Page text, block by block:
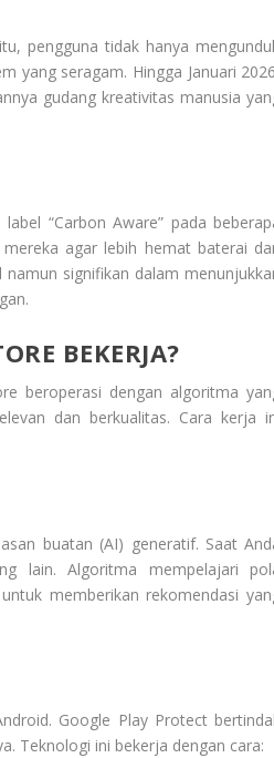
pengguna tidak hanya
yang seragam. Hingga Januari
gudang kreativitas manusia
“Carbon Aware” pada
agar lebih hemat baterai
signifikan dalam
BEKERJA?
beroperasi dengan algoritma
dan berkualitas. Cara kerja
buatan (AI) generatif. Saat
lain. Algoritma mempelajari
memberikan rekomendasi
Google Play Protect
Teknologi ini bekerja dengan cara: